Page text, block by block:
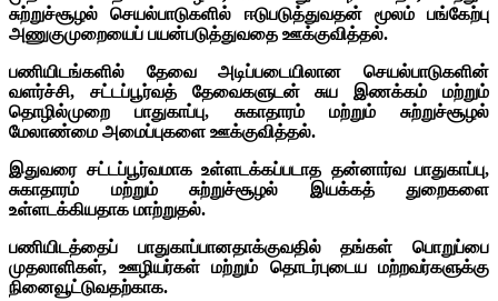
சுற்றுச்சூழல் செயல்பாடுகளில் ஈடுபடுத்துவதன் மூலம் பங்கேற்பு
அணுகுமுறையைப் பயன்படுத்துவதை ஊக்குவித்தல்.
பணியிடங்களில் தேவை அடிப்படையிலான செயல்பாடுகளின்
வளர்ச்சி, சட்டப்பூர்வத் தேவைகளுடன் சுய இணக்கம் மற்றும்
தொழில்முறை பாதுகாப்பு, சுகாதாரம் மற்றும் சுற்றுச்சூழல்
மேலாண்மை அமைப்புகளை ஊக்குவித்தல்.
இதுவரை சட்டப்பூர்வமாக உள்ளடக்கப்படாத தன்னார்வ பாதுகாப்பு,
சுகாதாரம் மற்றும் சுற்றுச்சூழல் இயக்கத் துறைகளை
உள்ளடக்கியதாக மாற்றுதல்.
பணியிடத்தைப் பாதுகாப்பானதாக்குவதில் தங்கள் பொறுப்பை
முதலாளிகள், ஊழியர்கள் மற்றும் தொடர்புடைய மற்றவர்களுக்கு
நினைவூட்டுவதற்காக.